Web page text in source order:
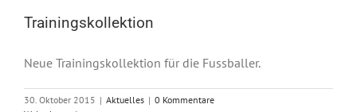
Trainingskollektion
Neue Trainingskollektion für die Fussballer.
30. Oktober 2015 | Aktuelles | 0 Kommentare